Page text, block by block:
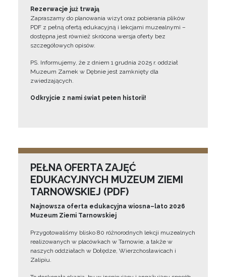
Rezerwacje już trwają
Zapraszamy do planowania wizyt oraz pobierania plików
PDF z pełną ofertą edukacyjną i lekcjami muzealnymi –
dostępna jest również skrócona wersja oferty bez
szczegółowych opisów.
PS. Informujemy, że z dniem 1 grudnia 2025 r. oddział
Muzeum Zamek w Dębnie jest zamknięty dla
zwiedzających.
Odkryjcie z nami świat pełen historii!
PEŁNA OFERTA ZAJĘĆ
EDUKACYJNYCH MUZEUM ZIEMI
TARNOWSKIEJ (PDF)
Najnowsza oferta edukacyjna wiosna–lato 2026
Muzeum Ziemi Tarnowskiej
Przygotowaliśmy blisko 80 różnorodnych lekcji muzealnych
realizowanych w placówkach w Tarnowie, a także w
naszych oddziałach w Dołędze, Wierzchosławicach i
Zalipiu.